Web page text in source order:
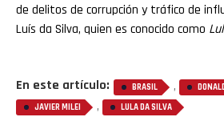
de delitos de corrupción y tráfico de
Luís da Silva, quien es conocido como
En este artículo: BRASIL ,
JAVIER MILEI , LULA DA SILVA